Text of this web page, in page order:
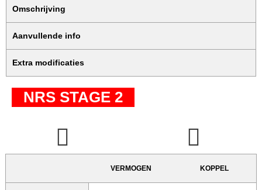
Omschrijving
Aanvullende info
Extra modificaties
NRS STAGE 2
VERMOGEN KOPPEL